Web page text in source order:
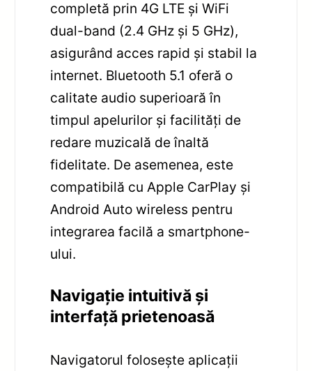
completă prin 4G LTE și WiFi
dual-band (2.4 GHz și 5 GHz),
asigurând acces rapid și stabil la
internet. Bluetooth 5.1 oferă o
calitate audio superioară în
timpul apelurilor și facilități de
redare muzicală de înaltă
fidelitate. De asemenea, este
compatibilă cu Apple CarPlay și
Android Auto wireless pentru
integrarea facilă a smartphone-
ului.
Navigație intuitivă și
interfață prietenoasă
Navigatorul folosește aplicații